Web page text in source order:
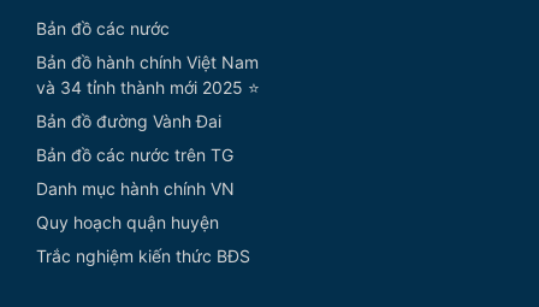
Bản đồ các nước
Bản đồ hành chính Việt Nam
và 34 tỉnh thành mới 2025 ⭐
Bản đồ đường Vành Đai
Bản đồ các nước trên TG
Danh mục hành chính VN
Quy hoạch quận huyện
Trắc nghiệm kiến thức BĐS